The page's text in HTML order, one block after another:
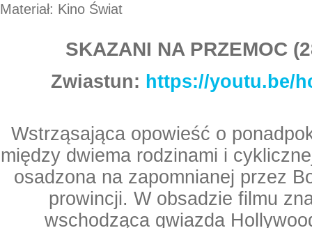
Materiał: Kino Świat
SKAZANI NA PRZEMOC
Zwiastun: https://youtu.be/
Wstrząsająca opowieść o
między dwiema rodzinami i
osadzona na zapomnianej przez
prowincji. W obsadzie filmu
wschodząca gwiazda